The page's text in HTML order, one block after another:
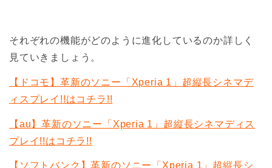
それぞれの機能がどのように進化しているのか詳しく
見ていきましょう。
【ドコモ】革新のソニー「Xperia 1」超縦長シネマデ
ィスプレイ!!はコチラ!!
【au】革新のソニー「Xperia 1」超縦長シネマディス
プレイ!!はコチラ!!
【ソフトバンク】革新のソニー「Xperia 1」超縦長シ